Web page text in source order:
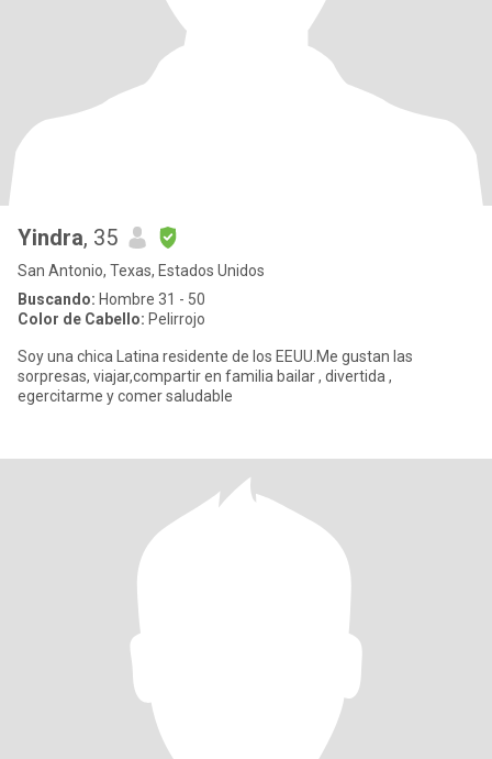
Yindra, 35
San Antonio, Texas, Estados Unidos
Buscando: Hombre 31 - 50
Color de Cabello: Pelirrojo
Soy una chica Latina residente de los EEUU.Me gustan las
sorpresas, viajar,compartir en familia bailar , divertida ,
egercitarme y comer saludable